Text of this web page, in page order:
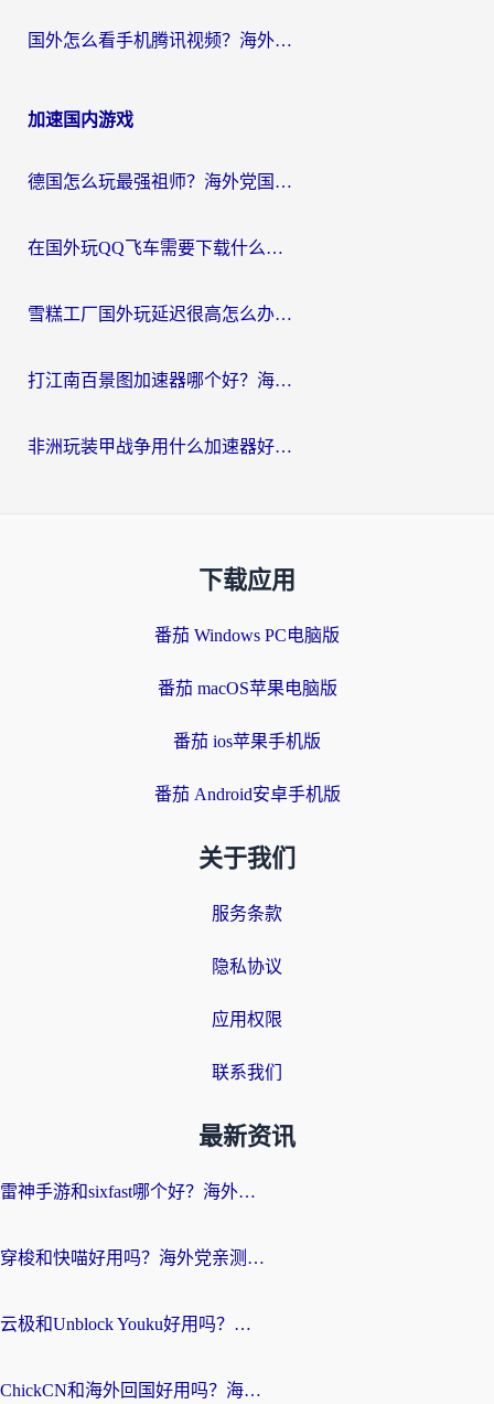
国外怎么看手机腾讯视频？海外党亲测有效的追剧加速器选择指南
加速国内游戏
德国怎么玩最强祖师？海外党国服游戏加速器选择全攻略（附宝可梦Online实测）
在国外玩QQ飞车需要下载什么加速器呢？海外党亲测有效的国服游戏加速指南
雪糕工厂国外玩延迟很高怎么办？海外玩家国服游戏加速终极攻略（附实测推荐）
打江南百景图加速器哪个好？海外党踩坑N次后，终于找到不卡的秘诀
非洲玩装甲战争用什么加速器好？海外党亲测有效的国服游戏加速方案
下载应用
番茄 Windows PC电脑版
番茄 macOS苹果电脑版
番茄 ios苹果手机版
番茄 Android安卓手机版
关于我们
服务条款
隐私协议
应用权限
联系我们
最新资讯
雷神手游和sixfast哪个好？海外党亲测3款回国加速器，教你选对不踩坑
穿梭和快喵好用吗？海外党亲测：小众加速器对比+番茄加速器深度体验
云极和Unblock Youku好用吗？海外党亲测+2026回国加速器避坑指南
ChickCN和海外回国好用吗？海外党2026亲测：从手游到影音，选对加速器的3个关键